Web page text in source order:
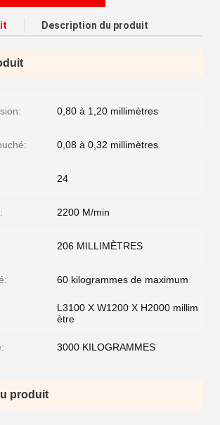
Description du produit
0,80 à 1,20 millimètres
0,08 à 0,32 millimètres
24
2200 M/min
206 MILLIMÈTRES
60 kilogrammes de maximum
L3100 X W1200 X H2000 millim
ètre
3000 KILOGRAMMES
produit